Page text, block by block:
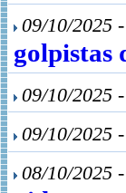
09/10/2025 -
golpistas
09/10/2025 -
09/10/2025 -
08/10/2025 -